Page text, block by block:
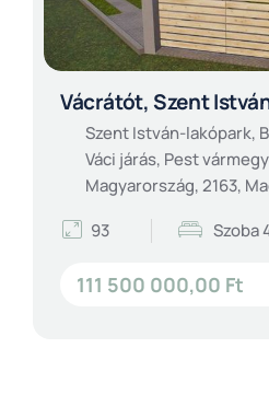
Vácrátót, Szent
Szent István-lakópark,
Váci járás, Pest
Magyarország, 2163,
93
Szoba
111 500 000,00 Ft